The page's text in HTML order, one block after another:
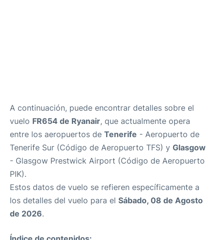
A continuación, puede encontrar detalles sobre el
vuelo FR654 de Ryanair, que actualmente opera
entre los aeropuertos de Tenerife - Aeropuerto de
Tenerife Sur (Código de Aeropuerto TFS) y Glasgow
- Glasgow Prestwick Airport (Código de Aeropuerto
PIK).
Estos datos de vuelo se refieren específicamente a
los detalles del vuelo para el Sábado, 08 de Agosto
de 2026.